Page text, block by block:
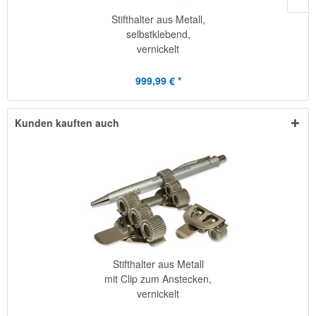
Stifthalter aus Metall,
selbstklebend,
vernickelt
999,99 € *
Kunden kauften auch
Stifthalter aus Metall
mit Clip zum Anstecken,
vernickelt